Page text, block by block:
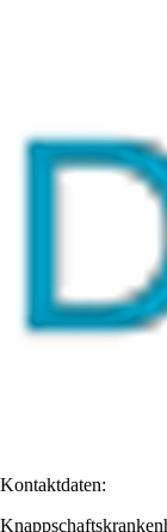
Kontaktdaten: